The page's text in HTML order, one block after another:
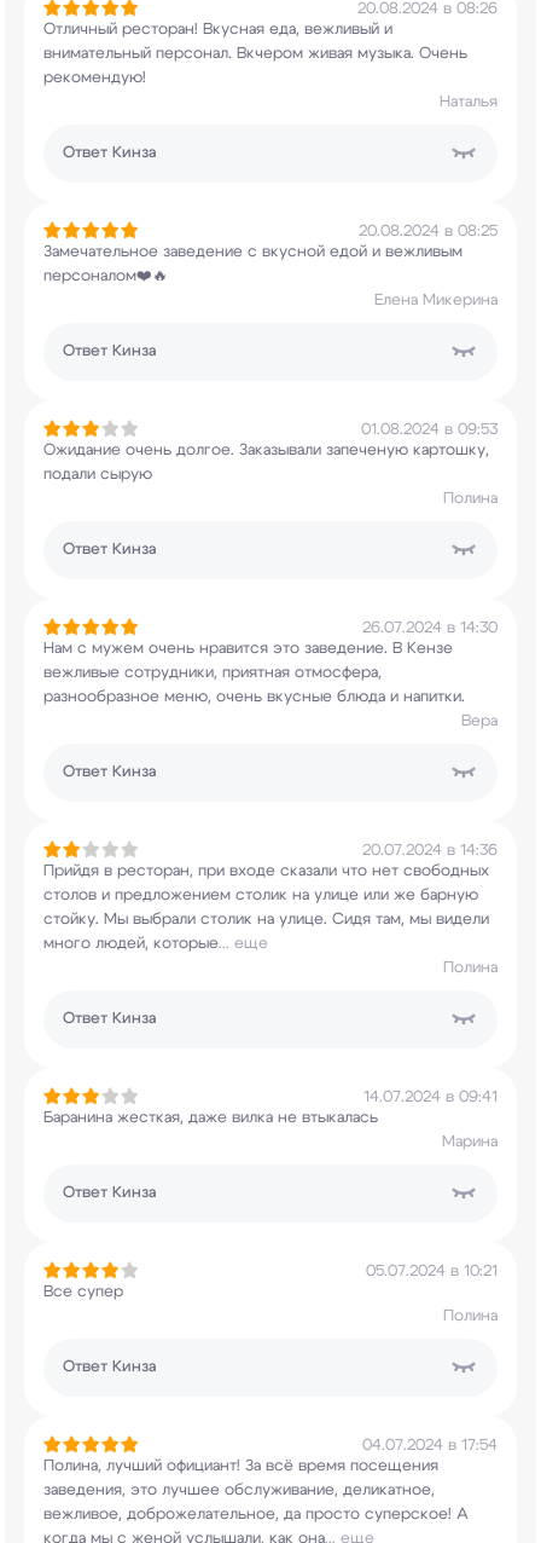
20.08.2024 в 08:26
Отличный ресторан! Вкусная еда, вежливый и
внимательный персонал. Вкчером живая музыка. Очень
рекомендую!
Наталья
Ответ Кинза
20.08.2024 в 08:25
Замечательное заведение с вкусной едой и вежливым
персоналом❤️🔥
Елена Микерина
Ответ Кинза
01.08.2024 в 09:53
Ожидание очень долгое. Заказывали запеченую картошку,
подали сырую
Полина
Ответ Кинза
26.07.2024 в 14:30
Нам с мужем очень нравится это заведение. В Кензе
вежливые сотрудники, приятная отмосфера,
разнообразное меню, очень вкусные блюда и напитки.
Вера
Ответ Кинза
20.07.2024 в 14:36
Прийдя в ресторан, при входе сказали что нет свободных
столов и предложением столик на улице или же барную
стойку. Мы выбрали столик на улице. Сидя там, мы видели
много людей, которые... еще
Полина
Ответ Кинза
14.07.2024 в 09:41
Баранина жесткая, даже вилка не втыкалась
Марина
Ответ Кинза
05.07.2024 в 10:21
Все супер
Полина
Ответ Кинза
04.07.2024 в 17:54
Полина, лучший официант! За всё время посещения
заведения, это лучшее обслуживание, деликатное,
вежливое, доброжелательное, да просто суперское! А
когда мы с женой услышали, как она... еще